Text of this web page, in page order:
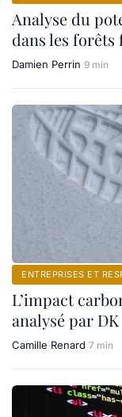
Analyse du
dans les forêts
Damien Perrin 9 min
ENTREPRISES ET
L’impact
analysé par DK
Camille Renard 7 min